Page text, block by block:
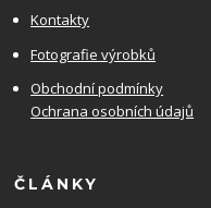
Kontakty
Fotografie výrobků
Obchodní podmínky
Ochrana osobních údajů
ČLÁNKY